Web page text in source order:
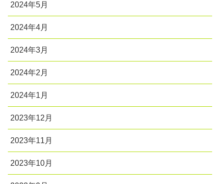
2024年5月
2024年4月
2024年3月
2024年2月
2024年1月
2023年12月
2023年11月
2023年10月